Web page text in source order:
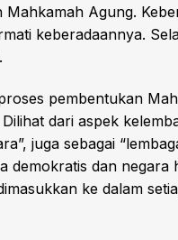
Mahkamah Agung.
keberadaannya.
pembentukan
dari aspek
juga sebagai
demokratis dan negara
ke dalam